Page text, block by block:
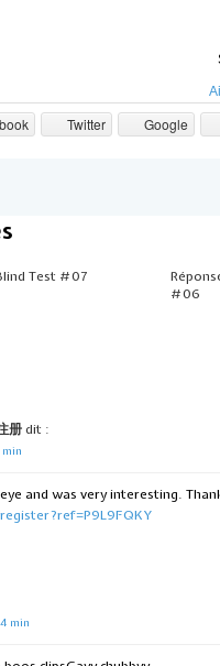
Twitter Google
Test #07
#06
册dit :
min
and was very interesting.
min